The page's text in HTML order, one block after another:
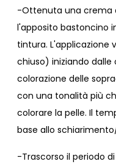
-Ottenuta una crema
l'apposito bastoncino
tintura.
chiuso) iniziando dalle
colorazione delle
con una tonalità più
colorare la pelle. Il
base allo
-Trascorso il periodo